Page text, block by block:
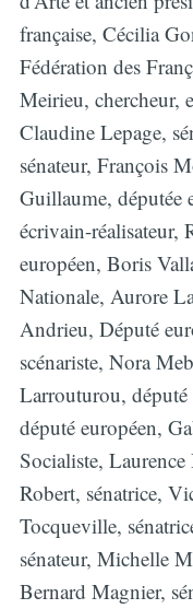
française, Cécilia
Fédération des
Meirieu, chercheur,
Claudine Lepage,
sénateur, François
Guillaume, députée
écrivain-réalisateur,
européen, Boris
Nationale, Aurore
Andrieu, Député
scénariste, Nora
Larrouturou,
député européen,
Socialiste,
Robert, sénatrice,
Tocqueville,
sénateur, Michelle
Bernard Magnier,